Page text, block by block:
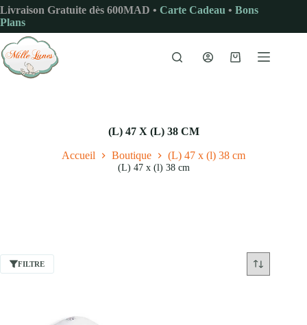
Passer
au
contenu
Livraison Gratuite dès 600MAD • Carte Cadeau • Bons
Plans
Panier
(L) 47 X (L) 38 CM
Accueil Boutique (L) 47 x (l) 38 cm
(L) 47 x (l) 38 cm
FILTRE